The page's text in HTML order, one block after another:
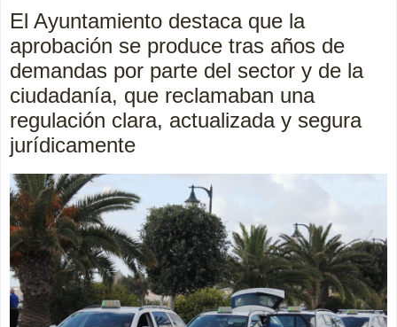
El Ayuntamiento destaca que la
aprobación se produce tras años de
demandas por parte del sector y de la
ciudadanía, que reclamaban una
regulación clara, actualizada y segura
jurídicamente